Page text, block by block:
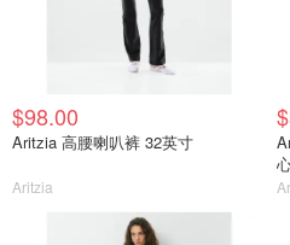
$98.00
Aritzia 高腰喇叭裤 32英寸
Aritzia